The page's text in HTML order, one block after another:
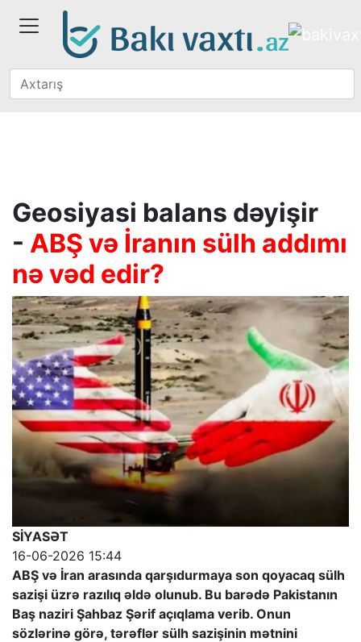
Geosiyasi balans dəyişir
- ABŞ və İranın sülh addımı
nə vəd edir?
SİYASƏT
16-06-2026 15:44
ABŞ və İran arasında qarşıdurmaya son qoyacaq sülh
sazişi üzrə razılıq əldə olunub. Bu barədə Pakistanın
Baş naziri Şahbaz Şərif açıqlama verib. Onun
sözlərinə görə, tərəflər sülh sazişinin mətnini